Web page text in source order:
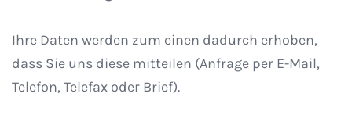
Ihre Daten werden zum einen dadurch erhoben,
dass Sie uns diese mitteilen (Anfrage per E-Mail,
Telefon, Telefax oder Brief).